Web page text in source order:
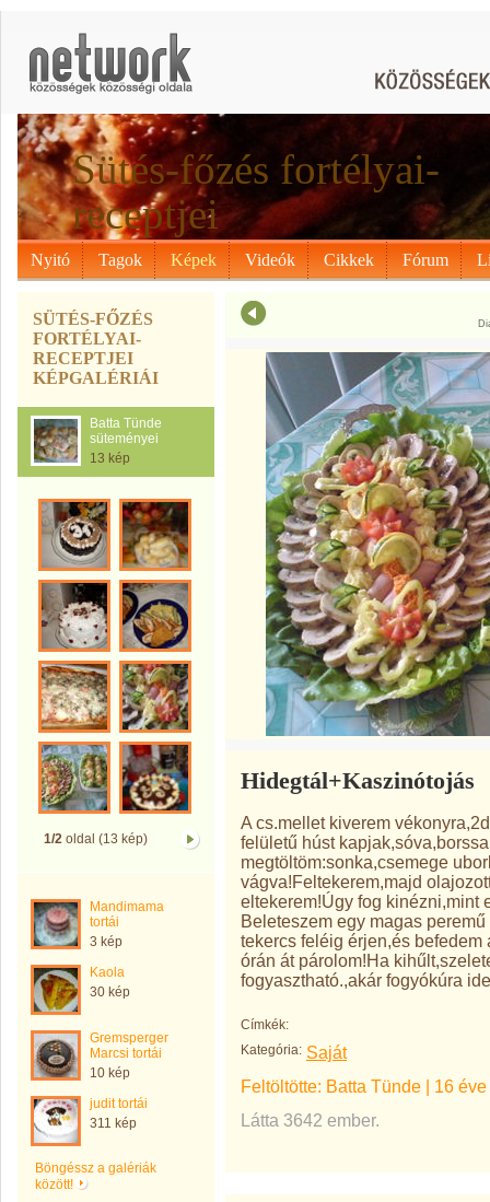
Sütés-főzés fortélyai-
receptjei
Nyitó Tagok Képek Videók Cikkek Fórum
SÜTÉS-FŐZÉS
FORTÉLYAI-
RECEPTJEI
KÉPGALÉRIÁI
Batta Tünde
süteményei
13 kép
1/2oldal (13 kép)
Mandimama
tortái
3 kép
Kaola
30 kép
Gremsperger
Marcsi tortái
10 kép
judit tortái
311 kép
Böngéssz a galériák
között!
Hidegtál+Kaszinótojás
A cs.mellet kiverem
felületű húst
megtöltöm:sonka,csemege
vágva!Feltekerem,majd
eltekerem!Úgy fog kinézni,mint
Beleteszem egy magas
tekercs feléig érjen,és
órán át párolom!Ha
fogyasztható.,akár fogyókúra
Címkék:
Kategória: Saját
Feltöltötte: Batta Tünde | 16 éve
Látta 3642 ember.